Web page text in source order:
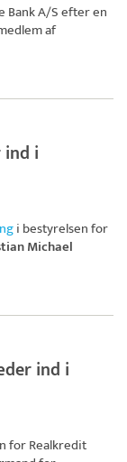
Bank A/Sefter en
af
i
i bestyrelsen for
Michael
ind i
forRealkredit